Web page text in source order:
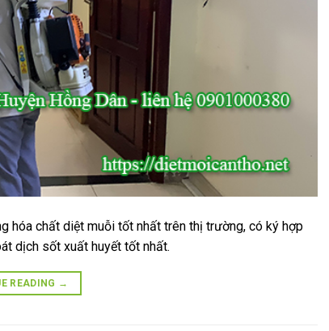
hóa chất diệt muỗi tốt nhất trên thị trường, có ký hợp
dịch sốt xuất huyết tốt nhất.
READING →